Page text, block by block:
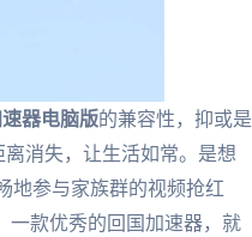
器电脑版的兼容性，抑或是
消失，让生活如常。是想
地参与家族群的视频抢红
一款优秀的回国加速器，就